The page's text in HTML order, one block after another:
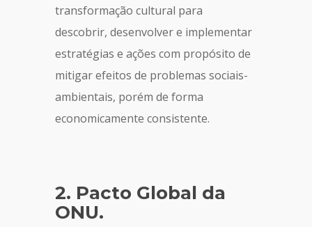
transformação cultural para
descobrir, desenvolver e implementar
estratégias e ações com propósito de
mitigar efeitos de problemas sociais-
ambientais, porém de forma
economicamente consistente.
2. Pacto Global da
ONU.